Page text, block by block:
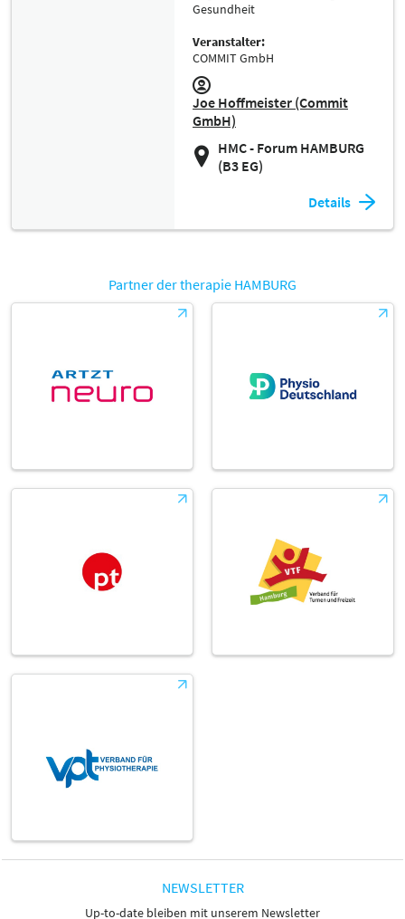
Gesundheit
Veranstalter:
COMMIT GmbH
Joe Hoffmeister (Commit
GmbH)
HMC - Forum HAMBURG
(B3 EG)
Details
Partner der therapie HAMBURG
NEWSLETTER
Up-to-date bleiben mit unserem Newsletter